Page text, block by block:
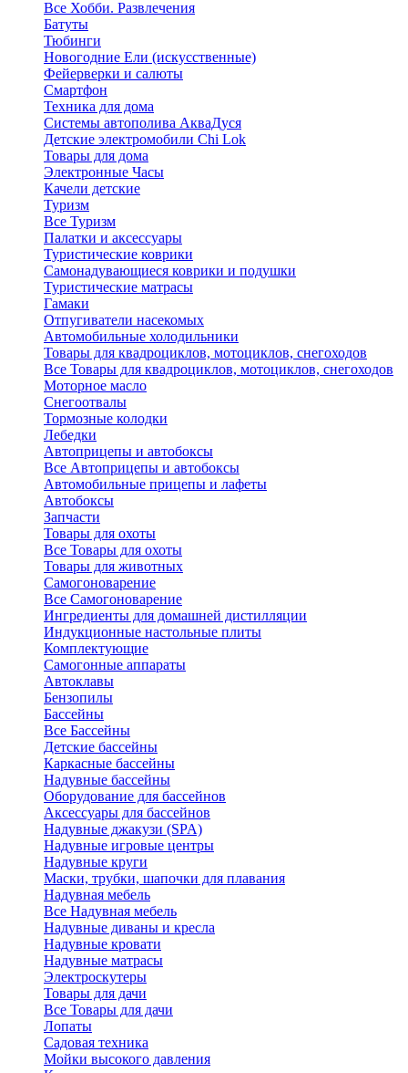
Все Хобби. Развлечения
Батуты
Тюбинги
Новогодние Ели (искусственные)
Фейерверки и салюты
Смартфон
Техника для дома
Системы автополива АкваДуся
Детские электромобили Chi Lok
Товары для дома
Электронные Часы
Качели детские
Туризм
Все Туризм
Палатки и аксессуары
Туристические коврики
Самонадувающиеся коврики и подушки
Туристические матрасы
Гамаки
Отпугиватели насекомых
Автомобильные холодильники
Товары для квадроциклов, мотоциклов, снегоходов
Все Товары для квадроциклов, мотоциклов, снегоходов
Моторное масло
Снегоотвалы
Тормозные колодки
Лебедки
Автоприцепы и автобоксы
Все Автоприцепы и автобоксы
Автомобильные прицепы и лафеты
Автобоксы
Запчасти
Товары для охоты
Все Товары для охоты
Товары для животных
Самогоноварение
Все Самогоноварение
Ингредиенты для домашней дистилляции
Индукционные настольные плиты
Комплектующие
Самогонные аппараты
Автоклавы
Бензопилы
Бассейны
Все Бассейны
Детские бассейны
Каркасные бассейны
Надувные бассейны
Оборудование для бассейнов
Аксессуары для бассейнов
Надувные джакузи (SPA)
Надувные игровые центры
Надувные круги
Маски, трубки, шапочки для плавания
Надувная мебель
Все Надувная мебель
Надувные диваны и кресла
Надувные кровати
Надувные матрасы
Электроскутеры
Товары для дачи
Все Товары для дачи
Лопаты
Садовая техника
Мойки высокого давления